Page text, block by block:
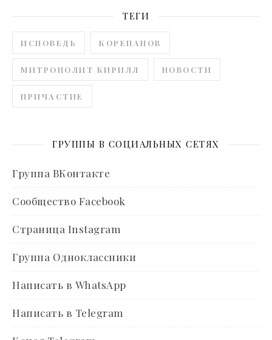
ТЕГИ
ИСПОВЕДЬ КОРЕПАНОВ
МИТРОПОЛИТ КИРИЛЛ НОВОСТИ
ПРИЧАСТИЕ
ГРУППЫ В СОЦИАЛЬНЫХ СЕТЯХ
Группа ВКонтакте
Сообщество Facebook
Страница Instagram
Группа Одноклассники
Написать в WhatsApp
Написать в Telegram